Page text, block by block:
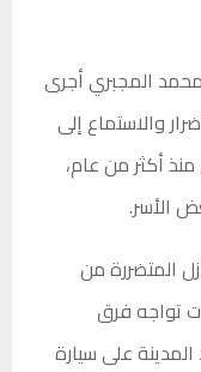
المجبري أجرى
والاستماع إلى
أكثر من عام،
الأسر.
المتضررة من
تواجه فرق
على سيارة